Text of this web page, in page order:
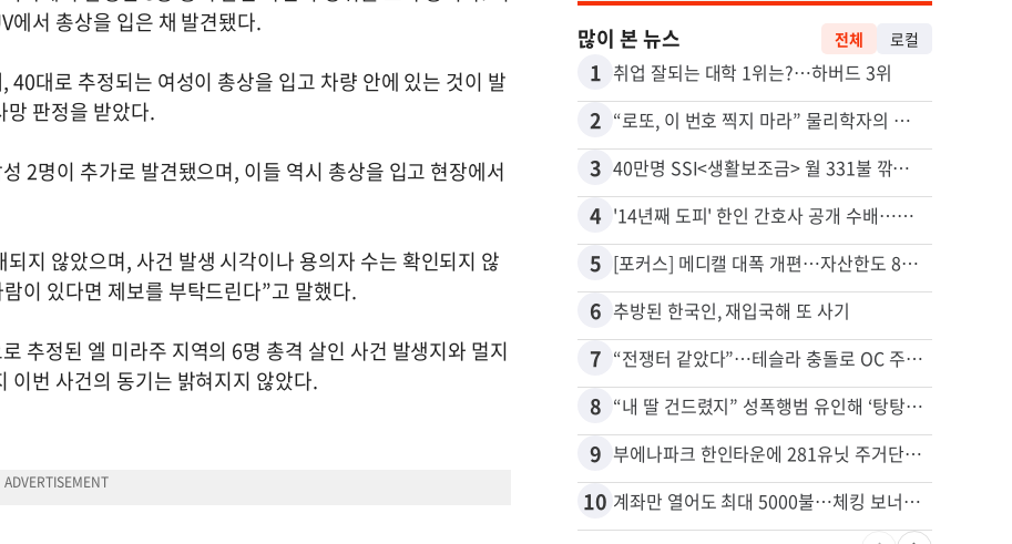
에서 총상을 입은 채 발견됐다.
대로 추정되는 여성이 총상을 입고 차량 안에 있는 것이 발
망 판정을 받았다.
2명이 추가로 발견됐으며, 이들 역시 총상을 입고 현장에서
지 않았으며, 사건 발생 시각이나 용의자 수는 확인되지 않
이 있다면 제보를 부탁드린다”고 말했다.
추정된 엘 미라주 지역의 6명 총격 살인 사건 발생지와 멀지
이번 사건의 동기는 밝혀지지 않았다.
많이 본 뉴스 전체 로컬
1 취업 잘되는 대학 1위는?…하버드 3위
2 “로또, 이 번호 찍지 마라” 물리학자의 당첨금 높이는 비밀
3 40만명 SSI<생활보조금> 월 331불 깎이나
4 '14년째 도피' 한인 간호사 공개 수배…메디케어 사기 유죄
5 [포커스] 메디캘 대폭 개편…자산한도 84% 축소
6 추방된 한국인, 재입국해 또 사기
7 “전쟁터 같았다”…테슬라 충돌로 OC 주택 4채 파손
8 “내 딸 건드렸지” 성폭행범 유인해 ‘탕탕’…아빠의 복수 결말
9 부에나파크 한인타운에 281유닛 주거단지 들어선다
10 계좌만 열어도 최대 5000불…체킹 보너스 무한 경쟁